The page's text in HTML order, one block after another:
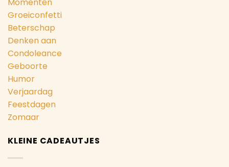
Groeiconfetti
Beterschap
Denken aan
Condoleance
Geboorte
Humor
Verjaardag
Feestdagen
Zomaar
KLEINE CADEAUTJES